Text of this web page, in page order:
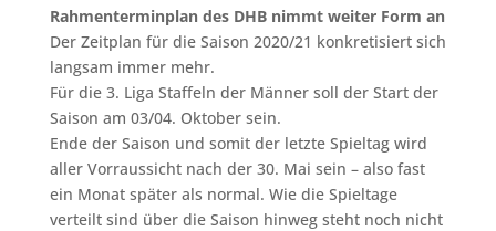
Rahmenterminplan des DHB nimmt weiter Form an
Der Zeitplan für die Saison 2020/21 konkretisiert sich
langsam immer mehr.
Für die 3. Liga Staffeln der Männer soll der Start der
Saison am 03/04. Oktober sein.
Ende der Saison und somit der letzte Spieltag wird
aller Vorraussicht nach der 30. Mai sein – also fast
ein Monat später als normal. Wie die Spieltage
verteilt sind über die Saison hinweg steht noch nicht